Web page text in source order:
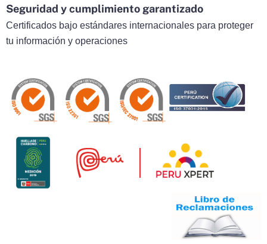
Seguridad y cumplimiento garantizado
Certificados bajo estándares internacionales para proteger
tu información y operaciones